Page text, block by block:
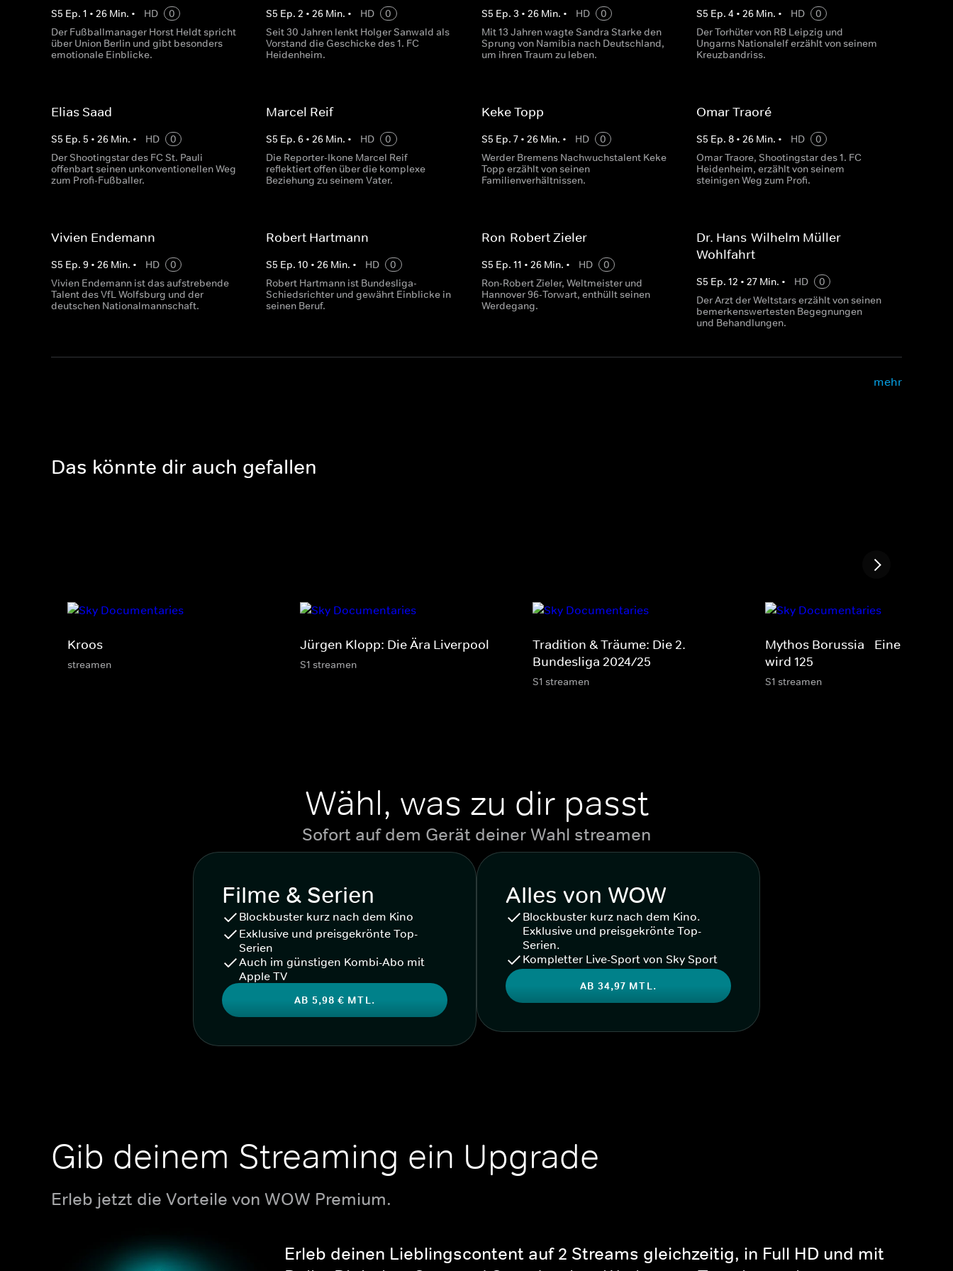
S5 Ep. 1 • 26 Min. • HD
0
Der Fußballmanager Horst Heldt spricht
über Union Berlin und gibt besonders
emotionale Einblicke.
S5 Ep.2 •26 Min. • HD
0
Seit 30 Jahren lenkt Holger Sanwald als
Vorstand die Geschicke des 1. FC
Heidenheim.
S5 Ep. 3 • 26Min. • HD
0
Mit 13 Jahren wagte Sandra Starke den
Sprung von Namibia nach Deutschland,
um ihren Traum zu leben.
S5 Ep. 4 • 26Min. • HD
0
Der Torhüter von RB Leipzig und
Ungarns Nationalelf erzählt von seinem
Kreuzbandriss.
Elias Saad
S5 Ep. 5 • 26 Min. • HD
0
Der Shootingstar des FC St. Pauli
offenbart seinen unkonventionellen Weg
zum Profi-Fußballer.
Marcel Reif
S5 Ep.6 •26 Min. • HD
0
Die Reporter-Ikone Marcel Reif
reflektiert offen über die komplexe
Beziehung zu seinem Vater.
Keke Topp
S5 Ep. 7• 26Min. • HD
0
Werder Bremens Nachwuchstalent Keke
Topp erzählt von seinen
Familienverhältnissen.
Omar Traoré
S5 Ep. 8• 26Min. • HD
0
Omar Traore, Shootingstar des 1. FC
Heidenheim, erzählt von seinem
steinigen Weg zum Profi.
Vivien Endemann
S5 Ep. 9 • 26 Min. • HD
0
Vivien Endemann ist das aufstrebende
Talent des VfL Wolfsburg und der
deutschen Nationalmannschaft.
Robert Hartmann
S5 Ep.10 •26 Min. • HD
0
Robert Hartmann ist Bundesliga-
Schiedsrichter und gewährt Einblicke in
seinen Beruf.
Ron-Robert Zieler
S5 Ep. 11 • 26Min. • HD
0
Ron-Robert Zieler, Weltmeister und
Hannover 96-Torwart, enthüllt seinen
Werdegang.
Dr. Hans-Wilhelm Müller-
Wohlfahrt
S5 Ep. 12 • 27Min. • HD
0
Der Arzt der Weltstars erzählt von seinen
bemerkenswertesten Begegnungen
und Behandlungen.
mehr
Das könnte dir auch gefallen
Kroos
streamen
Jürgen Klopp: Die Ära Liverpool
S1 streamen
Tradition & Träume: Die 2.
Bundesliga 2024/25
S1 streamen
Mythos Borussia - Eine
wird 125
S1 streamen
Wähl, was zu dir passt
Sofort auf dem Gerät deiner Wahl streamen
Filme & Serien
Blockbuster kurz nach dem Kino
Exklusive und preisgekrönte Top-
Serien
Auch im günstigen Kombi-Abo mit
Apple TV
AB 5,98 € MTL.
Alles von WOW
Blockbuster kurz nach dem Kino.
Exklusive und preisgekrönte Top-
Serien.
Kompletter Live-Sport von Sky Sport
AB 34,97 MTL.
Gib deinem Streaming ein Upgrade
Erleb jetzt die Vorteile von WOW Premium.
Erleb deinen Lieblingscontent auf 2 Streams gleichzeitig, in Full HD und mit